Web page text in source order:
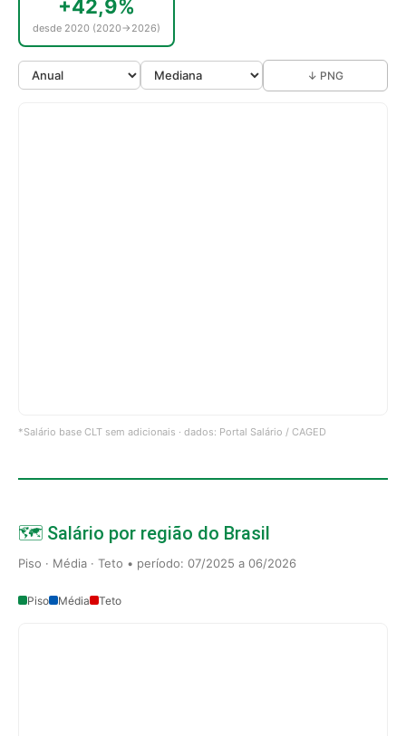
+42,9%
desde 2020 (2020→2026)
↓ PNG
*Salário base CLT sem adicionais · dados: Portal Salário / CAGED
🗺️ Salário por região do Brasil
Piso · Média · Teto • período: 07/2025 a 06/2026
Piso Média Teto